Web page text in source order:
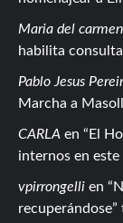
Maria del
habilita
Pablo Jesus
Marcha a
CARLA en
El
internos en
vpirrongelli en